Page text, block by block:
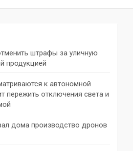
штрафы за уличную
продукцией
к автономной
пережить отключения света и
дома производство дронов